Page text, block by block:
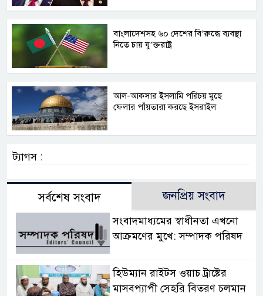
বাংলাদেশসহ ৬০ দেশের বি’রুদ্ধে ব্যবস্থা
নিতে চায় যু’ক্তরাষ্ট্র
আল-আকসার ইসলামি পরিচয় মুছে
ফেলার পাঁয়তারা করছে ইসরাইল
ট্যাগস :
সর্বশেষ সংবাদ জনপ্রিয় সংবাদ
সংবাদমাধ্যমের স্বাধীনতা এখনো
আক্রমণের মুখে: সম্পাদক পরিষদ
হিউম্যান রাইটস ওয়াচ ট্রাষ্টের
মাসবপ্যাপী সেহরি বিতরণ চলমান